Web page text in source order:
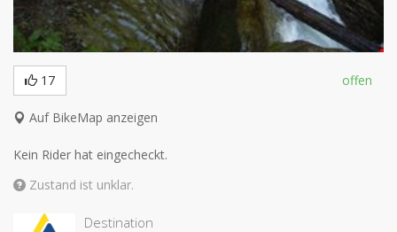
17 offen
Auf BikeMap anzeigen
Kein Rider hat eingecheckt.
Zustand ist unklar.
Destination